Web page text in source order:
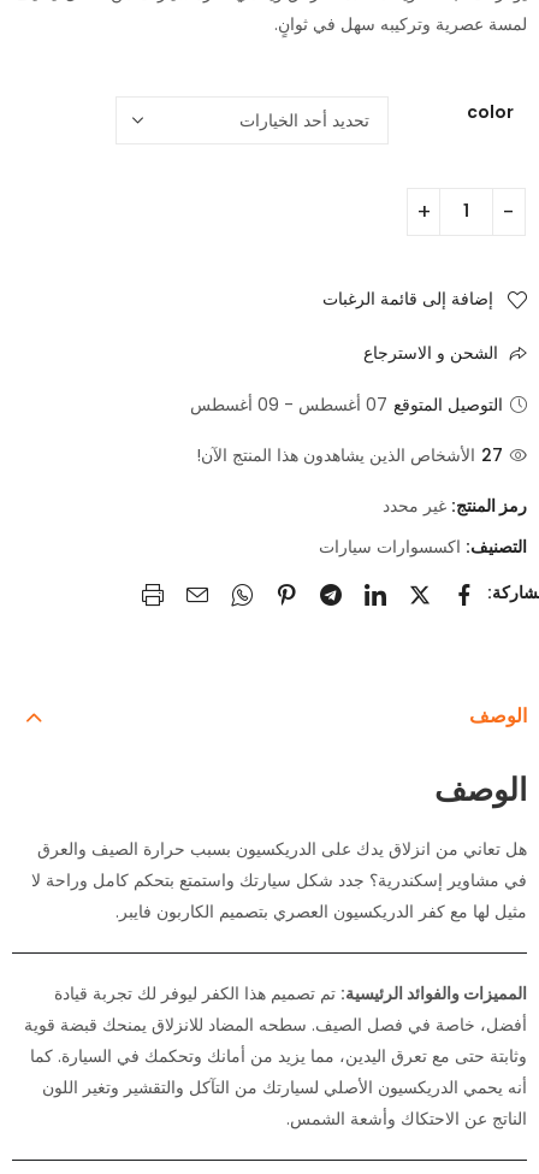
لمسة عصرية وتركيبه سهل في ثوانٍ.
color
إضافة إلى قائمة الرغبات
الشحن و الاسترجاع
التوصيل المتوقع 07 أغسطس - 09 أغسطس
27 الأشخاص الذين يشاهدون هذا المنتج الآن!
رمز المنتج: غير محدد
التصنيف: اكسسوارات سيارات
الوصف
الوصف
هل تعاني من انزلاق يدك على الدريكسيون بسبب حرارة الصيف والعرق
في مشاوير إسكندرية؟ جدد شكل سيارتك واستمتع بتحكم كامل وراحة لا
مثيل لها مع كفر الدريكسيون العصري بتصميم الكاربون فايبر.
المميزات والفوائد الرئيسية: تم تصميم هذا الكفر ليوفر لك تجربة قيادة
أفضل، خاصة في فصل الصيف. سطحه المضاد للانزلاق يمنحك قبضة قوية
وثابتة حتى مع تعرق اليدين، مما يزيد من أمانك وتحكمك في السيارة. كما
أنه يحمي الدريكسيون الأصلي لسيارتك من التآكل والتقشير وتغير اللون
الناتج عن الاحتكاك وأشعة الشمس.